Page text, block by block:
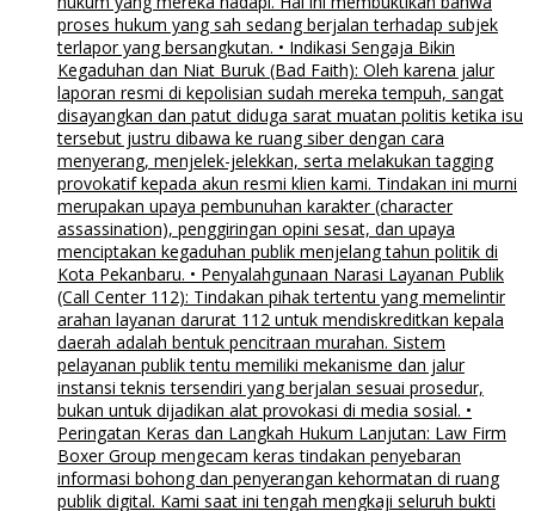
proses hukum yang sah sedang berjalan terhadap subjek
terlapor yang bersangkutan. • Indikasi Sengaja Bikin
Kegaduhan dan Niat Buruk (Bad Faith): Oleh karena jalur
laporan resmi di kepolisian sudah mereka tempuh, sangat
disayangkan dan patut diduga sarat muatan politis ketika isu
tersebut justru dibawa ke ruang siber dengan cara
menyerang, menjelek-jelekkan, serta melakukan tagging
provokatif kepada akun resmi klien kami. Tindakan ini murni
merupakan upaya pembunuhan karakter (character
assassination), penggiringan opini sesat, dan upaya
menciptakan kegaduhan publik menjelang tahun politik di
Kota Pekanbaru. • Penyalahgunaan Narasi Layanan Publik
(Call Center 112): Tindakan pihak tertentu yang memelintir
arahan layanan darurat 112 untuk mendiskreditkan kepala
daerah adalah bentuk pencitraan murahan. Sistem
pelayanan publik tentu memiliki mekanisme dan jalur
instansi teknis tersendiri yang berjalan sesuai prosedur,
bukan untuk dijadikan alat provokasi di media sosial. •
Peringatan Keras dan Langkah Hukum Lanjutan: Law Firm
Boxer Group mengecam keras tindakan penyebaran
informasi bohong dan penyerangan kehormatan di ruang
publik digital. Kami saat ini tengah mengkaji seluruh bukti